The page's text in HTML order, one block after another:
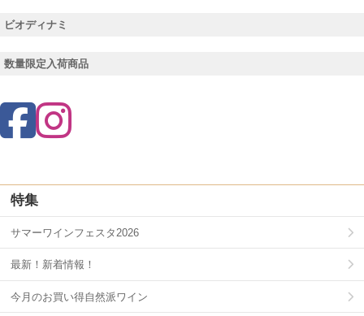
ビオディナミ
数量限定入荷商品
特集
サマーワインフェスタ2026
最新！新着情報！
今月のお買い得自然派ワイン